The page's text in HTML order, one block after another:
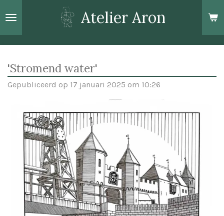
hoofdinhoud
Atelier Aron
'Stromend water'
Gepubliceerd op 17 januari 2025 om 10:26